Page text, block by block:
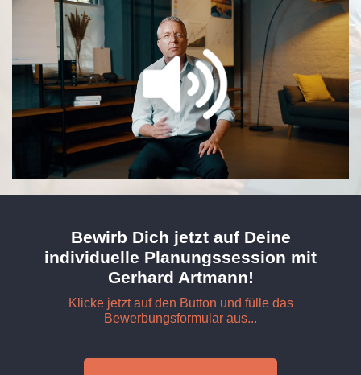
Unmute / Loaded
100.00%
Rate
Bewirb Dich jetzt auf Deine
individuelle Planungssession mit
Gerhard Artmann!
Klicke jetzt auf den Button und fülle das
Bewerbungsformular aus...